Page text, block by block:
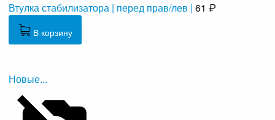
Втулка стабилизатора | перед прав/лев | 61 ₽
В корзину
Новые...